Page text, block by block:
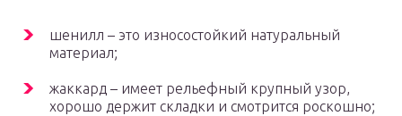
шенилл – это износостойкий натуральный
материал;
жаккард – имеет рельефный крупный узор,
хорошо держит складки и смотрится роскошно;